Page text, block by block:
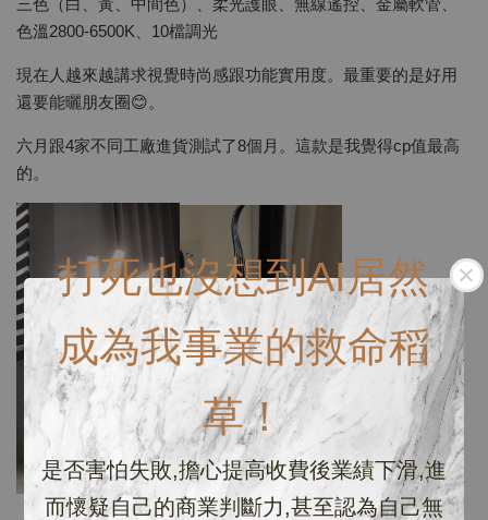
打死也沒想到AI居然
成為我事業的救命稻
草！
是否害怕失敗,擔心提高收費後業績下滑,進
而懷疑自己的商業判斷力,甚至認為自己無
三色（白、黃、中間色）、柔光護眼、無線遙控、金屬軟管、
色溫2800-6500K、10檔調光
現在人越來越講求視覺時尚感跟功能實用度。最重要的是好用
還要能曬朋友圈😊。
六月跟4家不同工廠進貨測試了8個月。這款是我覺得cp值最高
的。